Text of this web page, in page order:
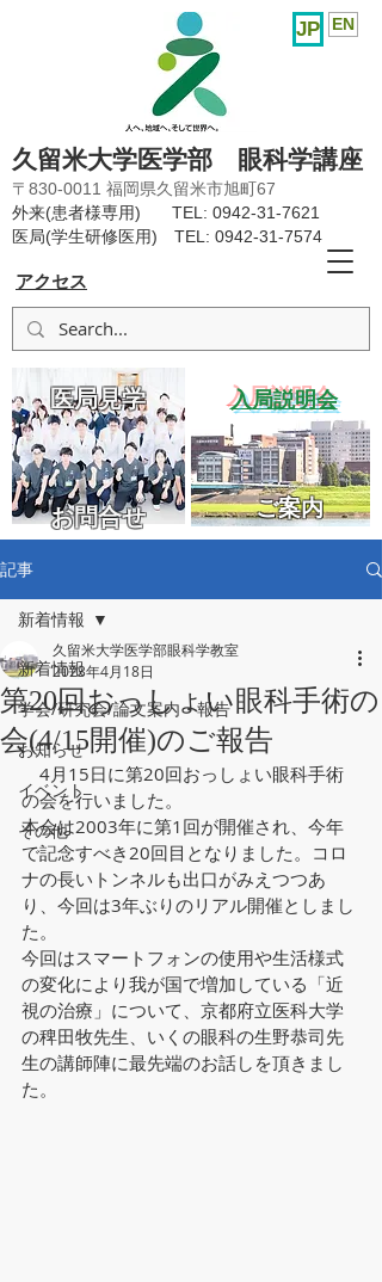
アクセス
久留米大学医学部 眼科学講座
〒830-0011 福岡県久留米市旭町67
外来(患者様専用) TEL: 0942-31-7621
医局(学生研修医用) TEL: 0942-31-7574
JP EN
​入局説明会
ご案内
医局見学
お問合せ
記事
新着情報
学会/研究会/論文案内・報告
お知らせ
イベント
その他
新着情報
第20回おっしょい眼科手術の
会(4/15開催)のご報告
久留米大学医学部眼科学教室
2023年4月18日
4月15日に第20回おっしょい眼科手術
の会を行いました。
本会は2003年に第1回が開催され、今年
で記念すべき20回目となりました。コロ
ナの長いトンネルも出口がみえつつあ
り、今回は3年ぶりのリアル開催としまし
た。
今回はスマートフォンの使用や生活様式
の変化により我が国で増加している「近
視の治療」について、京都府立医科大学
の稗田牧先生、いくの眼科の生野恭司先
生の講師陣に最先端のお話しを頂きまし
た。